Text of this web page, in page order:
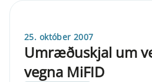
25. október 2007
Umræðuskjal um
vegna MiFID